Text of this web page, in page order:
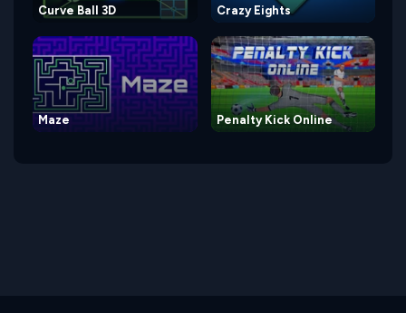
Curve Ball 3D Crazy Eights
Maze Penalty Kick Online